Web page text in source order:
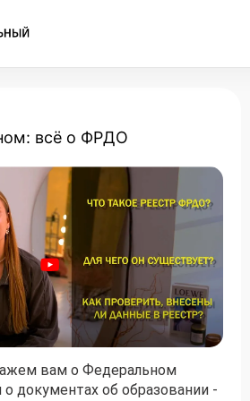
всё о ФРДО
вам о Федеральном
документах об образовании -
на обучение
данные, наши специалисты
на резюме
данные, наши специалисты
по НМО с
баллов 14 ЗЕТ
данные, наши специалисты
Вас